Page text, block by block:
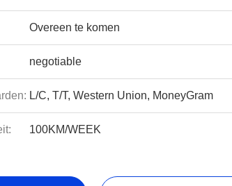
Overeen te komen
negotiable
L/C, T/T, Western Union, MoneyGram
100KM/WEEK